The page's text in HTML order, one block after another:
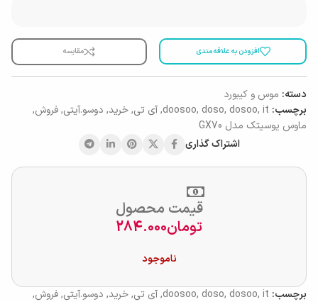
افزودن به علاقه مندی مقایسه
دسته: موس و کیبورد
برچسب:
doosoo, doso, dosoo, it
,آی تی,خرید, دوسو.آیتی,فروش,
ماوس یوسیتک مدل GX70
اشتراک گذاری
قیمت محصول
تومان284.000
ناموجود
برچسب: doosoo, doso, dosoo, it
,آی تی,خرید, دوسو.آیتی,فروش,